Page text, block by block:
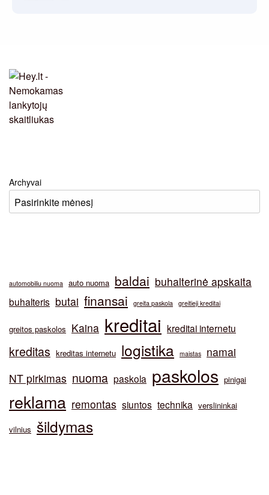
Archyvai
automobiliu nuoma auto nuoma baldai buhalterinė apskaita
buhalteris butai finansai greita paskola greitieji kreditai
greitos paskolos Kaina kreditai kreditai internetu
kreditas kreditas internetu logistika maistas
namai
NT pirkimas nuoma paskola paskolos pinigai
reklama remontas siuntos technika verslininkai
vilnius šildymas